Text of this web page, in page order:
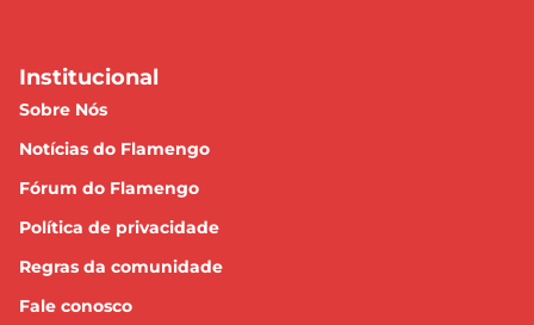
Institucional
Sobre Nós
Notícias do Flamengo
Fórum do Flamengo
Política de privacidade
Regras da comunidade
Fale conosco